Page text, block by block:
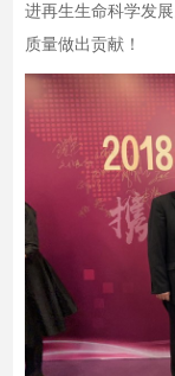
进再生生命科学发
质量做出贡献！